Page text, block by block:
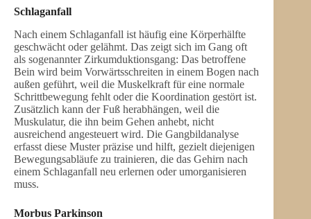
Schlaganfall
Nach einem Schlaganfall ist häufig eine Körperhälfte
geschwächt oder gelähmt. Das zeigt sich im Gang oft
als sogenannter Zirkumduktionsgang: Das betroffene
Bein wird beim Vorwärtsschreiten in einem Bogen nach
außen geführt, weil die Muskelkraft für eine normale
Schrittbewegung fehlt oder die Koordination gestört ist.
Zusätzlich kann der Fuß herabhängen, weil die
Muskulatur, die ihn beim Gehen anhebt, nicht
ausreichend angesteuert wird. Die Gangbildanalyse
erfasst diese Muster präzise und hilft, gezielt diejenigen
Bewegungsabläufe zu trainieren, die das Gehirn nach
einem Schlaganfall neu erlernen oder umorganisieren
muss.
Morbus Parkinson